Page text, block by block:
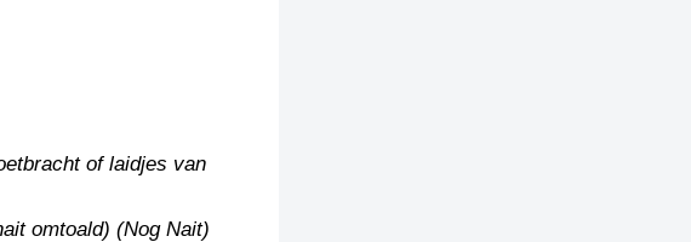
of laidjes van
omtoald) (Nog Nait)